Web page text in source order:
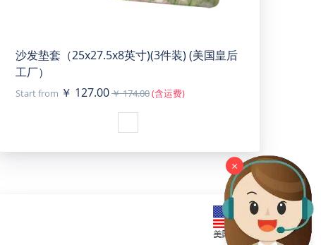
沙发垫套（25x27.5x8英寸)(3件装) (美国皇后
工厂）
Start from ￥ 127.00￥ 174.00(含运费)
×